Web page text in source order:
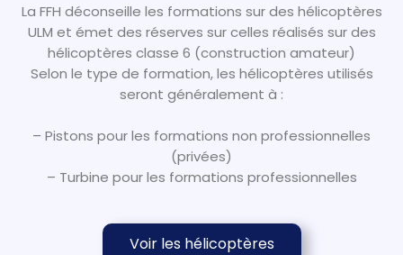
La FFH déconseille les formations sur des hélicoptères
ULM et émet des réserves sur celles réalisés sur des
hélicoptères classe 6 (construction amateur)
Selon le type de formation, les hélicoptères utilisés
seront généralement à :
– Pistons pour les formations non professionnelles
(privées)
– Turbine pour les formations professionnelles
Voir les hélicoptères